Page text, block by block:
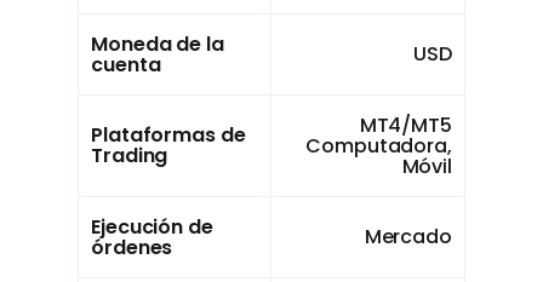
Moneda de la
cuenta USD
Plataformas de
Trading
MT4/MT5
Computadora,
Móvil
Ejecución de
órdenes Mercado